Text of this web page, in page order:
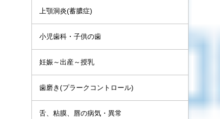
上顎洞炎(蓄膿症)
小児歯科・子供の歯
妊娠～出産～授乳
歯磨き(プラークコントロール)
舌、粘膜、唇の病気・異常